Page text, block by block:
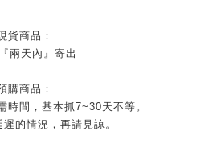
貨商品：
兩天內』寄出
購商品：
時間，基本抓7~30天不等。
的情況，再請見諒。